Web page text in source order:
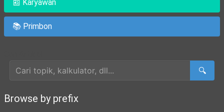
📰 Karyawan
📚 Primbon
🔍
Browse by prefix